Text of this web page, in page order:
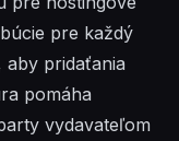
pre každý
pridaťania
pomáha
vydavateľom